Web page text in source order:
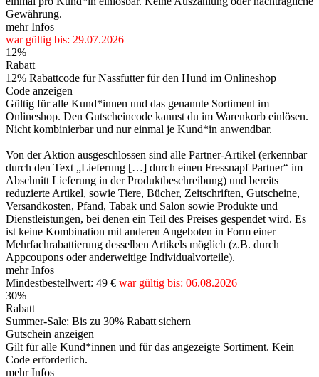
Gewährung.
mehr Infos
war gültig bis: 29.07.2026
12%
Rabatt
12% Rabattcode für Nassfutter für den Hund im Onlineshop
Code anzeigen
Gültig für alle Kund*innen und das genannte Sortiment im
Onlineshop. Den Gutscheincode kannst du im Warenkorb einlösen.
Nicht kombinierbar und nur einmal je Kund*in anwendbar.
Von der Aktion ausgeschlossen sind alle Partner-Artikel (erkennbar
durch den Text „Lieferung […] durch einen Fressnapf Partner“ im
Abschnitt Lieferung in der Produktbeschreibung) und bereits
reduzierte Artikel, sowie Tiere, Bücher, Zeitschriften, Gutscheine,
Versandkosten, Pfand, Tabak und Salon sowie Produkte und
Dienstleistungen, bei denen ein Teil des Preises gespendet wird. Es
ist keine Kombination mit anderen Angeboten in Form einer
Mehrfachrabattierung desselben Artikels möglich (z.B. durch
Appcoupons oder anderweitige Individualvorteile).
mehr Infos
Mindestbestellwert: 49 € war gültig bis: 06.08.2026
30%
Rabatt
Summer-Sale: Bis zu 30% Rabatt sichern
Gutschein anzeigen
Gilt für alle Kund*innen und für das angezeigte Sortiment. Kein
Code erforderlich.
mehr Infos